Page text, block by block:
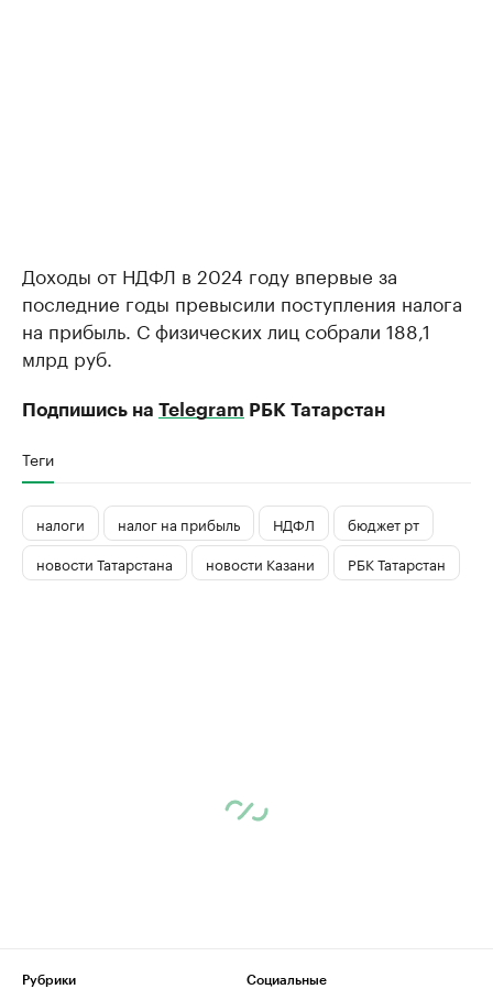
Доходы от НДФЛ в 2024 году впервые за
последние годы превысили поступления налога
на прибыль. С физических лиц собрали 188,1
млрд руб.
Подпишись на Telegram РБК Татарстан
Теги
налоги налог на прибыль НДФЛ
бюджет рт
новости Татарстана
новости Казани РБК Татарстан
Рубрики
Социальные